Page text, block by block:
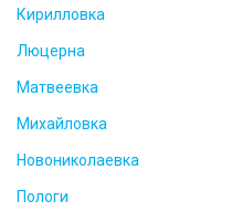
Кирилловка
Люцерна
Матвеевка
Михайловка
Новониколаевка
Пологи